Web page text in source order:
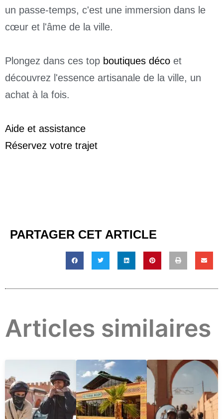
un passe-temps, c'est une immersion dans le
cœur et l'âme de la ville.
Plongez dans ces top boutiques déco et
découvrez l'essence artisanale de la ville, un
achat à la fois.
Aide et assistance
Réservez votre trajet
PARTAGER CET ARTICLE
Articles similaires